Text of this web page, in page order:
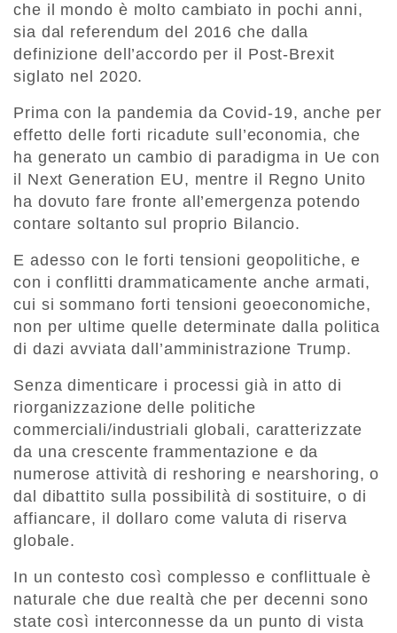
che il mondo è molto cambiato in pochi anni,
sia dal referendum del 2016 che dalla
definizione dell’accordo per il Post-Brexit
siglato nel 2020.
Prima con la pandemia da Covid-19, anche per
effetto delle forti ricadute sull’economia, che
ha generato un cambio di paradigma in Ue con
il Next Generation EU, mentre il Regno Unito
ha dovuto fare fronte all’emergenza potendo
contare soltanto sul proprio Bilancio.
E adesso con le forti tensioni geopolitiche, e
con i conflitti drammaticamente anche armati,
cui si sommano forti tensioni geoeconomiche,
non per ultime quelle determinate dalla politica
di dazi avviata dall’amministrazione Trump.
Senza dimenticare i processi già in atto di
riorganizzazione delle politiche
commerciali/industriali globali, caratterizzate
da una crescente frammentazione e da
numerose attività di reshoring e nearshoring, o
dal dibattito sulla possibilità di sostituire, o di
affiancare, il dollaro come valuta di riserva
globale.
In un contesto così complesso e conflittuale è
naturale che due realtà che per decenni sono
state così interconnesse da un punto di vista